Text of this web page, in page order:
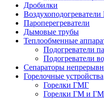
Дробилки
Пароперегреватели
Дымовые трубы
Теплообменные
Подогреватели
Подогреватели
Сепараторы
Горелочные устройства
Горелки ГМГ
Горелки ГМ и